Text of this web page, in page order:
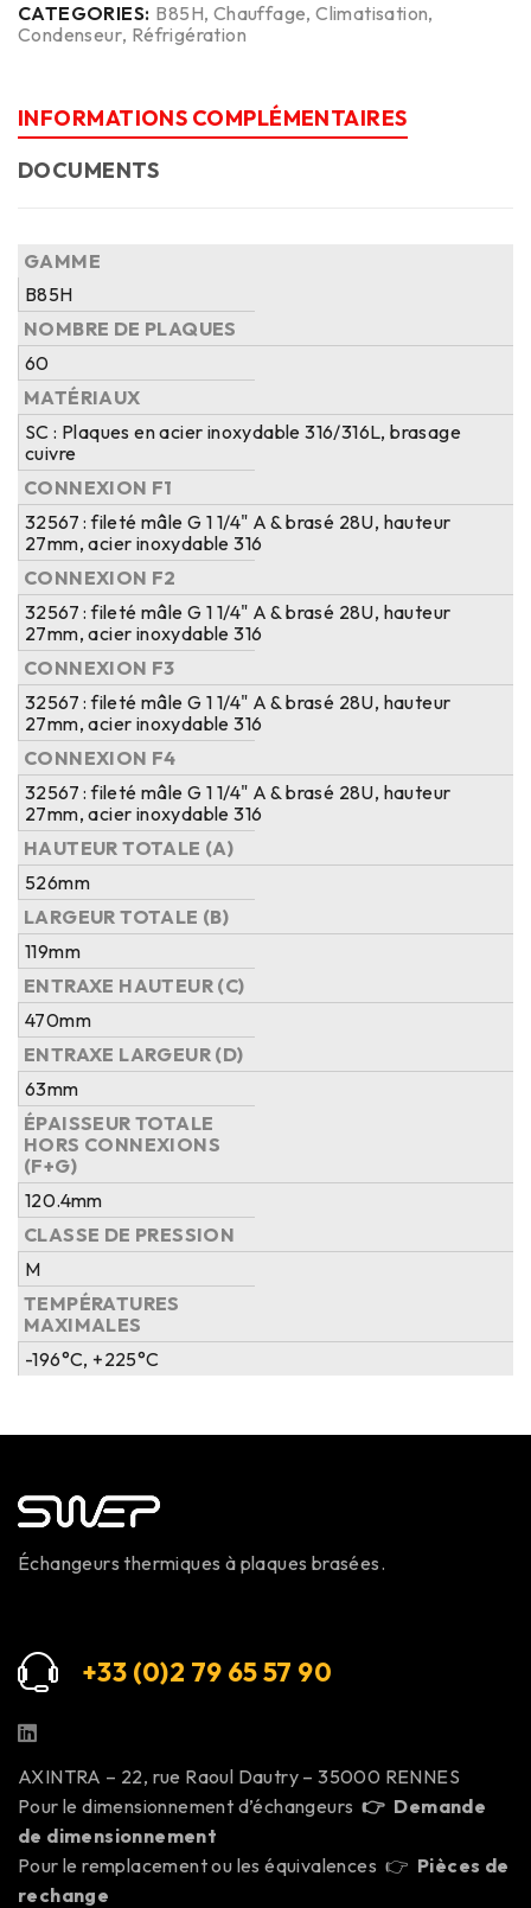
CATEGORIES: B85H, Chauffage,Climatisation,
Condenseur, Réfrigération
INFORMATIONS COMPLÉMENTAIRES
DOCUMENTS
GAMME
B85H
NOMBRE DE PLAQUES
60
MATÉRIAUX
SC : Plaques en acier inoxydable 316/316L, brasage
cuivre
CONNEXION F1
32567 : fileté mâle G 1 1/4" A & brasé 28U, hauteur
27mm, acier inoxydable 316
CONNEXION F2
32567 : fileté mâle G 1 1/4" A & brasé 28U, hauteur
27mm, acier inoxydable 316
CONNEXION F3
32567 : fileté mâle G 1 1/4" A & brasé 28U, hauteur
27mm, acier inoxydable 316
CONNEXION F4
32567 : fileté mâle G 1 1/4" A & brasé 28U, hauteur
27mm, acier inoxydable 316
HAUTEUR TOTALE (A)
526mm
LARGEUR TOTALE (B)
119mm
ENTRAXE HAUTEUR (C)
470mm
ENTRAXE LARGEUR (D)
63mm
ÉPAISSEUR TOTALE
HORS CONNEXIONS
(F+G)
120.4mm
CLASSE DE PRESSION
M
TEMPÉRATURES
MAXIMALES
-196°C, +225°C
Échangeurs thermiques à plaques brasées.
+33 (0)2 79 65 57 90
AXINTRA – 22, rue Raoul Dautry – 35000 RENNES
Pour le dimensionnement d’échangeurs👉 Demande
de dimensionnement
Pour le remplacement ou les équivalences 👉 Pièces de
rechange